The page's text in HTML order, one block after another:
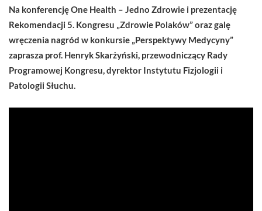
Na konferencję One Health – Jedno Zdrowie i prezentację
Rekomendacji 5. Kongresu „Zdrowie Polaków” oraz galę
wręczenia nagród w konkursie „Perspektywy Medycyny”
zaprasza prof. Henryk Skarżyński, przewodniczący Rady
Programowej Kongresu, dyrektor Instytutu Fizjologii i
Patologii Słuchu.